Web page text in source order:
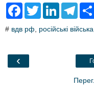
F
e
o
T
t
L
k
T
e
a
# вдв рф, російські війська
‹